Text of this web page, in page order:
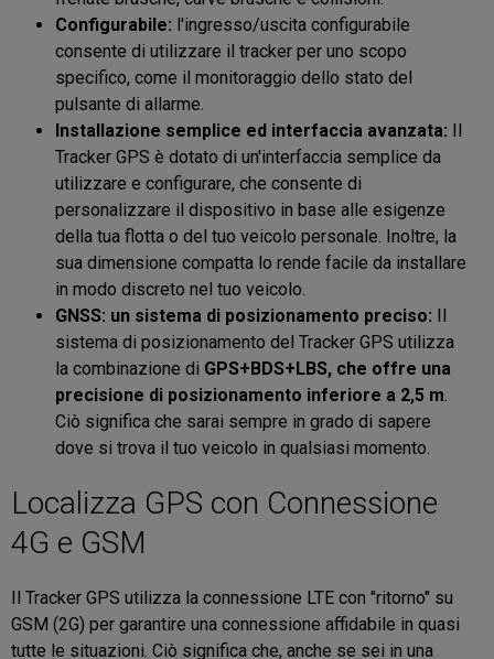
Configurabile: l'ingresso/uscita configurabile
consente di utilizzare il tracker per uno scopo
specifico, come il monitoraggio dello stato del
pulsante di allarme.
Installazione semplice ed interfaccia avanzata: Il
Tracker GPS è dotato di un'interfaccia semplice da
utilizzare e configurare, che consente di
personalizzare il dispositivo in base alle esigenze
della tua flotta o del tuo veicolo personale. Inoltre, la
sua dimensione compatta lo rende facile da installare
in modo discreto nel tuo veicolo.
GNSS: un sistema di posizionamento preciso: Il
sistema di posizionamento del Tracker GPS utilizza
la combinazione di GPS+BDS+LBS, che offre una
precisione di posizionamento inferiore a 2,5 m
Ciò significa che sarai sempre in grado di sapere
dove si trova il tuo veicolo in qualsiasi momento.
Localizza GPS con Connessione
4G e GSM
Il Tracker GPS utilizza la connessione LTE con "ritorno" su
GSM (2G) per garantire una connessione affidabile in quasi
tutte le situazioni. Ciò significa che, anche se sei in una